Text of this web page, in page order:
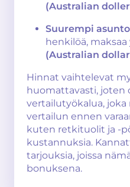
(Australian
Suurempi
henkilöä, maksaa
(Australian
Hinnat vaihtelevat
huomattavasti, joten
vertailutyökalua,
vertailun ennen
kuten retkituolit ja -
kustannuksia.
tarjouksia, joissa
bonuksena.